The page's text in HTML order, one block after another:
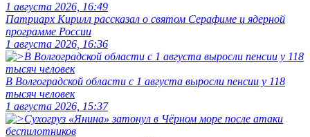
1 августа 2026, 16:49
Патриарх Кирилл рассказал о святом Серафиме и ядерной
программе России
1 августа 2026, 16:36
В Волгоградской области с 1 августа выросли пенсии у 118
тысяч человек
1 августа 2026, 15:37